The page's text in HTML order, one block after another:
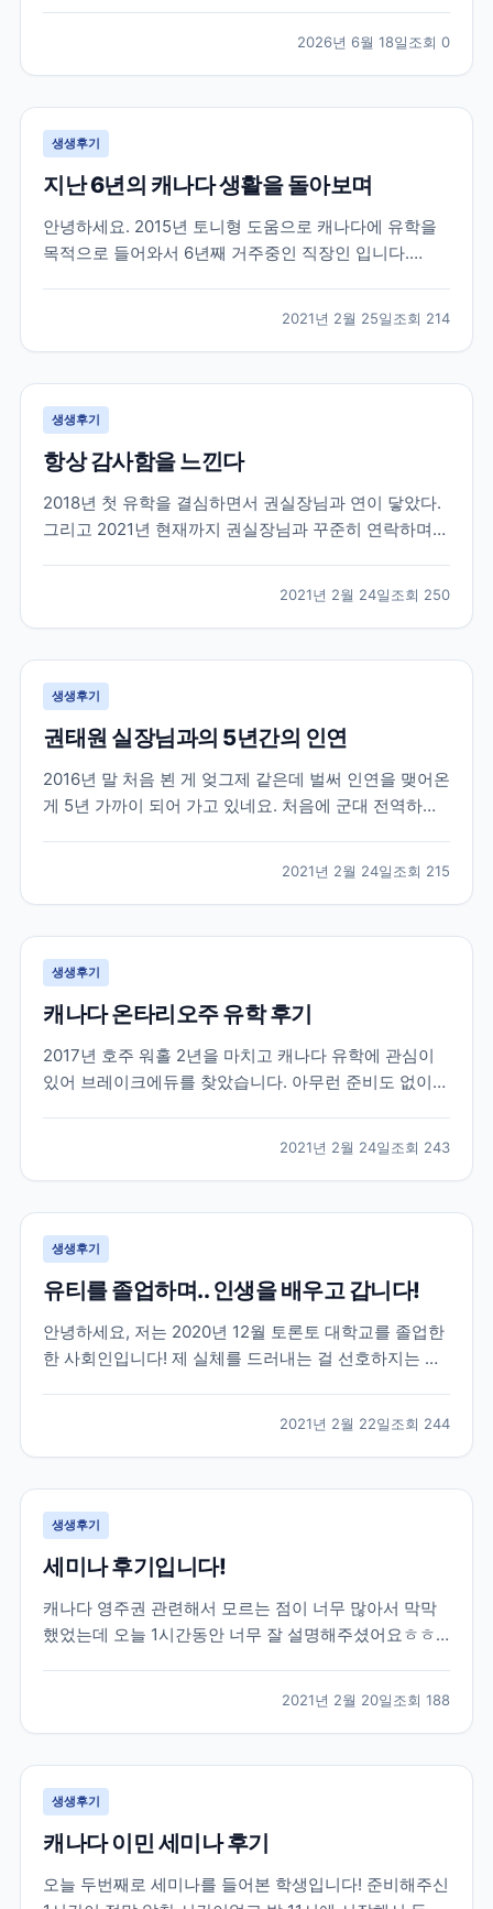
2026년 6월 18일조회 0
생생후기
지난 6년의 캐나다 생활을 돌아보며
안녕하세요. 2015년 토니형 도움으로 캐나다에 유학을
목적으로 들어와서 6년째 거주중인 직장인 입니다.
시간이 지났네요. 캐나다라는 나라가 어디에 있는지도
몰랐던 제가 군 복무중에 수많은 유학원들 중에서 브레
이크...
2021년 2월 25일조회 214
생생후기
항상 감사함을 느낀다
2018년 첫 유학을 결심하면서 권실장님과 연이 닿았다.
그리고 2021년 현재까지 권실장님과 꾸준히 연락하며
해줄만큼 캐나다 사정을 잘 알지도 못하거니와 그들이
해 줄 수 있는건 정서적이 도움들 밖에 없다. 그...
2021년 2월 24일조회 250
생생후기
권태원 실장님과의 5년간의 인연
2016년 말 처음 뵌 게 엊그제 같은데 벌써 인연을 맺어온
게 5년 가까이 되어 가고 있네요. 처음에 군대 전역하기
가야지 마음먹고 상담 신청하고 찾아 갔었는데 열정을
다하여 상담을 해 주셨습니다. 불안감에 가득차고...
2021년 2월 24일조회 215
생생후기
캐나다 온타리오주 유학 후기
2017년 호주 워홀 2년을 마치고 캐나다 유학에 관심이
있어 브레이크에듀를 찾았습니다. 아무런 준비도 없이
요. 캐나다에 있는 여러 학교들과 학과들중에 저에게 맞
는 학교를 추천해주시고 그후로 필요한게 무엇인지 언제
까...
2021년 2월 24일조회 243
생생후기
유티를 졸업하며.. 인생을 배우고 갑니다!
안녕하세요, 저는 2020년 12월 토론토 대학교를 졸업한
한 사회인입니다! 제 실체를 드러내는 걸 선호하지는 않
권태원 실장님의 도움을 받아 토론토 대학교에 진학을
하게 되었습니다. 대학 진학 문제로 고민이 많았...
2021년 2월 22일조회 244
생생후기
세미나 후기입니다!
캐나다 영주권 관련해서 모르는 점이 너무 많아서 막막
했었는데 오늘 1시간동안 너무 잘 설명해주셨어요ㅎㅎ
2021년 2월 20일조회 188
생생후기
캐나다 이민 세미나 후기
오늘 두번째로 세미나를 들어본 학생입니다! 준비해주신